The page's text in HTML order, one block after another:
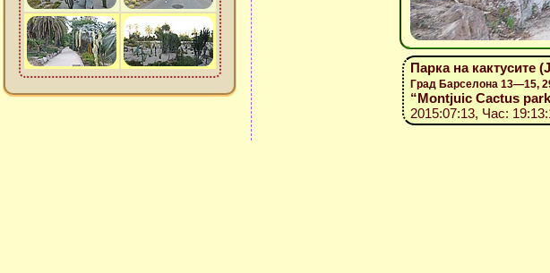
Парка на кактусите
Град Барселона 13—15,
“Montjuic Cactus
2015:07:13, Час: